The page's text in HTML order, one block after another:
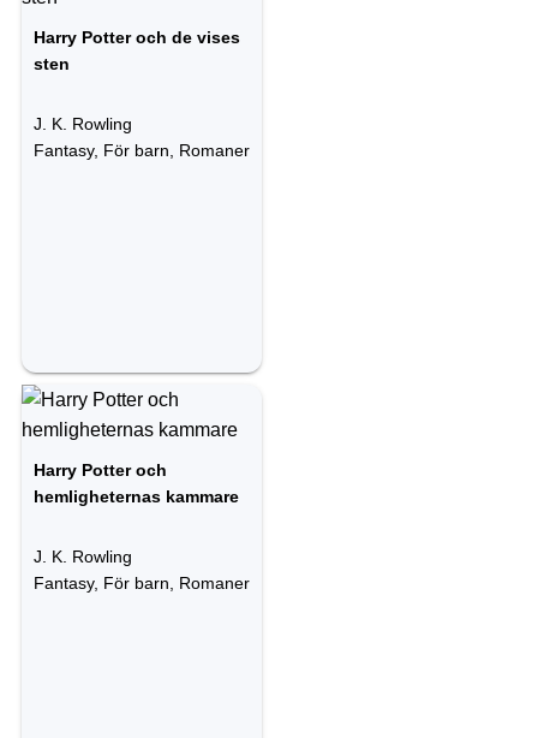
Harry Potter och de vises
sten
J. K. Rowling
Fantasy, För barn, Romaner
Harry Potter och
hemligheternas kammare
J. K. Rowling
Fantasy, För barn, Romaner